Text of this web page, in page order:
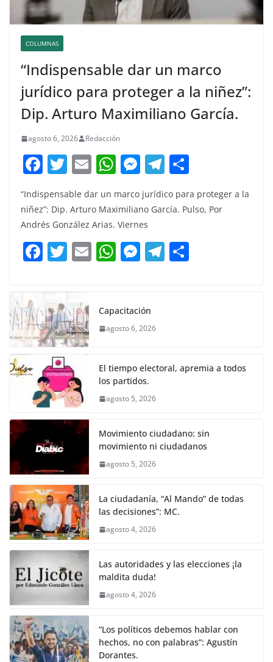
COLUMNAS
“Indispensable dar un marco
jurídico para proteger a la niñez”:
Dip. Arturo Maximiliano García.
agosto 6, 2026 Redacción
F
c
e
b
o
k
T
w
itt
er
E
ai
l
W
at
s
A
p
M
e
ss
e
n
g
T
e
a
m
m
“Indispensable dar un marco jurídico para proteger a la
niñez”: Dip. Arturo Maximiliano García. Pulso, Por
Andrés González Arias. Viernes
F
c
e
b
o
o
k
T
itt
er
E W
s
A
p
M
e
n
er
T
Capacitación
agosto 6, 2026
El tiempo electoral, apremia a todos
los partidos.
agosto 5, 2026
Movimiento ciudadano: sin
movimiento ni ciudadanos
agosto 5, 2026
La ciudadanía, “Al Mando” de todas
las decisiones”: MC.
agosto 4, 2026
Las autoridades y las elecciones ¡la
maldita duda!
agosto 4, 2026
“Los políticos debemos hablar con
hechos, no con palabras”: Agustín
Dorantes.